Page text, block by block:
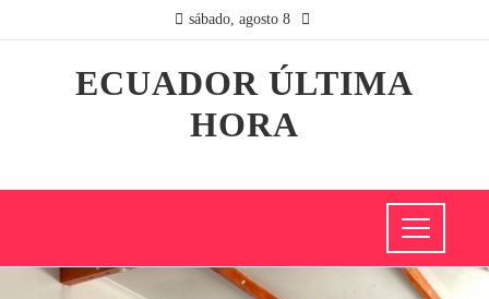
sábado, agosto 8
ECUADOR ÚLTIMA
HORA